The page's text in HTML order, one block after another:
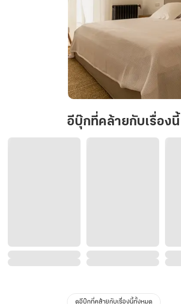
ดื้อ
ของ
คี
อีบุ๊กที่คล้ายกับเรื่องนี้
ดูอีบุ๊กที่คล้ายกับเรื่องนี้ทั้งหมด